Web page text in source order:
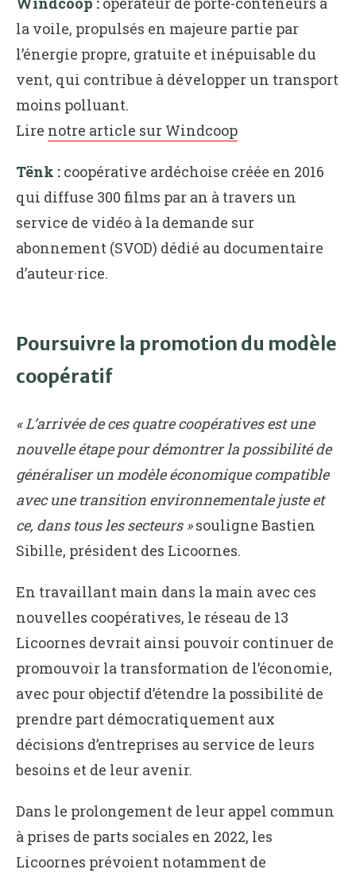
la voile, propulsés en majeure partie par
l’énergie propre, gratuite et inépuisable du
vent, qui contribue à développer un transport
moins polluant.
Lire notre article sur Windcoop
Tënk : coopérative ardéchoise créée en 2016
qui diffuse 300 films par an à travers un
service de vidéo à la demande sur
abonnement (SVOD) dédié au documentaire
d’auteur·rice.
Poursuivre la promotion du modèle
coopératif
« L’arrivée de ces quatre coopératives est une
nouvelle étape pour démontrer la possibilité de
généraliser un modèle économique compatible
avec une transition environnementale juste et
ce, dans tous les secteurs »souligne Bastien
Sibille, président des Licoornes.
En travaillant main dans la main avec ces
nouvelles coopératives, le réseau de 13
Licoornes devrait ainsi pouvoir continuer de
promouvoir la transformation de l’économie,
avec pour objectif d’étendre la possibilité de
prendre part démocratiquement aux
décisions d’entreprises au service de leurs
besoins et de leur avenir.
Dans le prolongement de leur appel commun
à prises de parts sociales en 2022, les
Licoornes prévoient notamment de